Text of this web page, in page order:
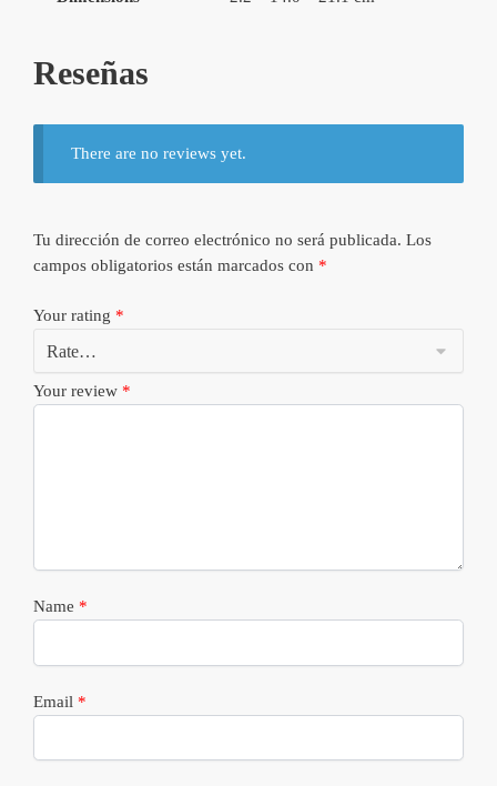
Reseñas
There are no reviews yet.
Tu dirección de correo electrónico no será publicada. Los
campos obligatorios están marcados con *
Your rating *
Your review *
Name *
Email *